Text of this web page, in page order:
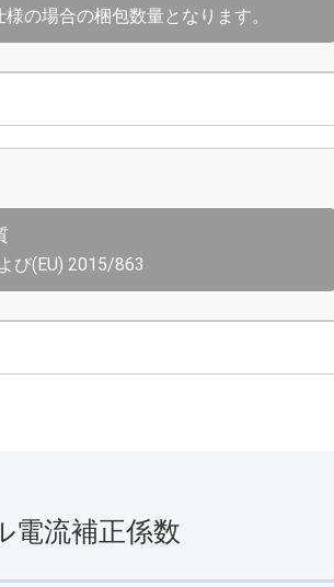
の場合の梱包数量となります。
び(EU) 2015/863
電流補正係数